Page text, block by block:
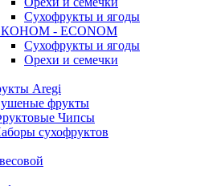
Сухофрукты и ягоды
- ECONOM
Сухофрукты и ягоды
Орехи и семечки
Aregi
фрукты
Чипсы
сухофруктов